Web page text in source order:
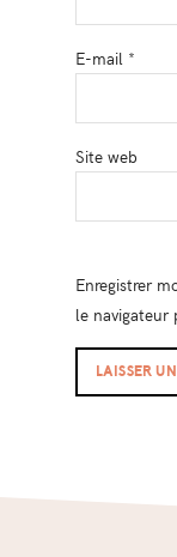
E-mail *
Site web
Enregistrer
le